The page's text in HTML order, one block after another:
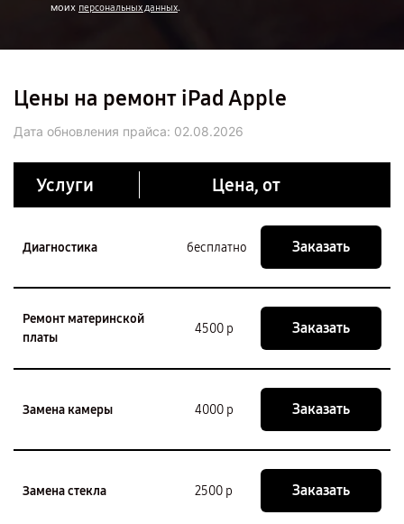
моих персональных данных.
Цены на ремонт iPad Apple
Дата обновления прайса: 02.08.2026
Услуги Цена, от
Диагностика бесплатно Заказать
Ремонт материнской
платы
4500 р Заказать
Замена камеры 4000 р Заказать
Замена стекла 2500 р Заказать